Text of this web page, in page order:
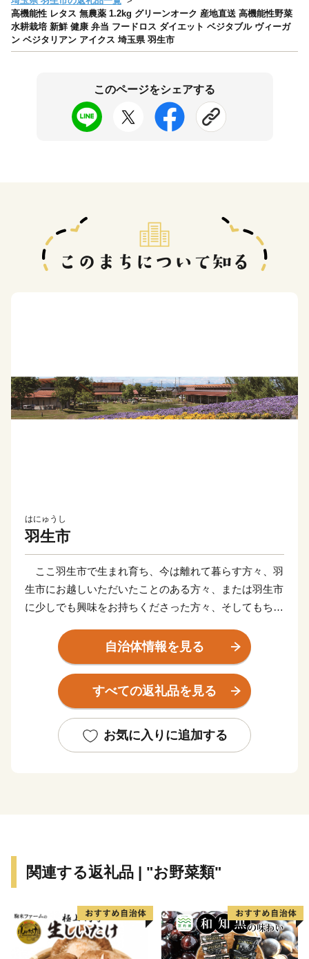
高機能性 レタス 無農薬 1.2kg グリーンオーク 産地直送 高機能性野菜
水耕栽培 新鮮 健康 弁当 フードロス ダイエット ベジタブル ヴィーガ
ン ベジタリアン アイクス 埼玉県 羽生市
このページをシェアする
はにゅうし
羽生市
ここ羽生市で生まれ育ち、今は離れて暮らす方々、羽
生市にお越しいただいたことのある方々、または羽生市
に少しでも興味をお持ちくださった方々、そしてもちろ
したい」という思いを、この「羽生市ふるさと応援寄
附」に託していただき、羽生市をさらに元気にさせてく
ださい。ふるさと羽生の応援を、心よりお待ちしていま
※ 羽生市は、ふるさと納税の対象団体として総務大臣
から指定を受けているため、本市に寄附した場合は、税
E-Mail：hanyu@furusato-supports.com
自治体情報を見る
すべての返礼品を見る
お気に入りに追加する
関連する返礼品 | "お野菜類"